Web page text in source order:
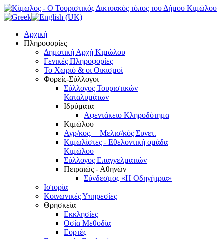
Αρχική
Πληροφορίες
Δημοτική Αρχή Κιμώλου
Γενικές Πληροφορίες
Το Xωριό & οι Οικισμοί
Φορείς-Σύλλογοι
Σύλλογος Τουριστικών
Καταλυμάτων
Ιδρύματα
Αφεντάκειο Κληροδότημα
Κιμώλου
Αγρ/κος. – Μελισ/κός Συνετ.
Κιμωλίστες - Εθελοντική ομάδα
Κιμώλου
Σύλλογος Επαγγελματιών
Πειραιώς - Αθηνών
Σύνδεσμος «Η Οδηγήτρια»
Ιστορία
Κοινωνικές Υπηρεσίες
Θρησκεία
Εκκλησίες
Οσία Μεθοδία
Εορτές